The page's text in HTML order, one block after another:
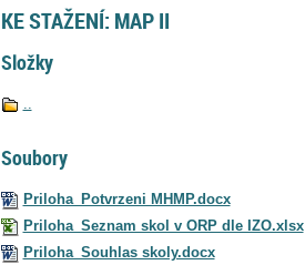
KE STAŽENÍ: MAP II
Složky
..
Soubory
Priloha_Potvrzeni MHMP.docx
Priloha_Seznam skol v ORP dle IZO.xlsx
Priloha_Souhlas skoly.docx